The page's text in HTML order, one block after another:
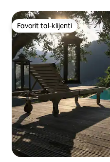
Favorit tal-klijenti
Favorit tal-klijenti